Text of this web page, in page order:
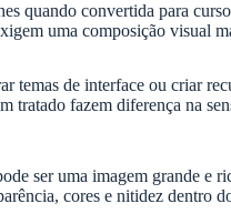
quando convertida para
uma composição visual
de interface ou criar
tratado fazem diferença na
ser uma imagem grande e
cores e nitidez dentro